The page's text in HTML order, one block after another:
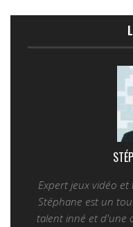
Expert jeux vidéo
Stéphane est un
talent inné et d'une